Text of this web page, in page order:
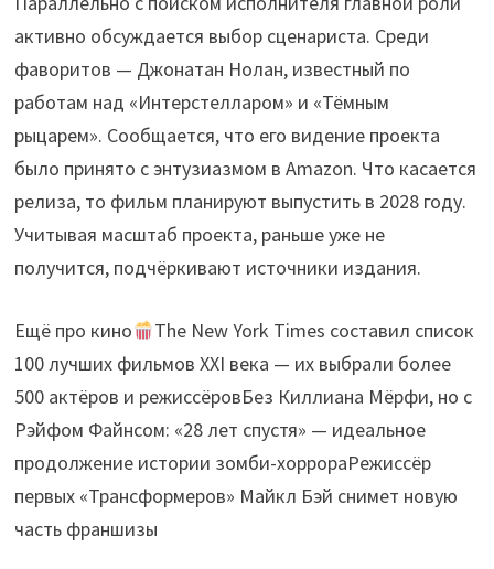
активно обсуждается выбор сценариста. Среди
фаворитов — Джонатан Нолан, известный по
работам над «Интерстелларом» и «Тёмным
рыцарем». Сообщается, что его видение проекта
было принято с энтузиазмом в Amazon. Что касается
релиза, то фильм планируют выпустить в 2028 году.
Учитывая масштаб проекта, раньше уже не
получится, подчёркивают источники издания.
Ещё про кино
The New York Times составил список
100 лучших фильмов XXI века — их выбрали более
500 актёров и режиссёровБез Киллиана Мёрфи, но с
Рэйфом Файнсом: «28 лет спустя» — идеальное
продолжение истории зомби-хоррораРежиссёр
первых «Трансформеров» Майкл Бэй снимет новую
часть франшизы